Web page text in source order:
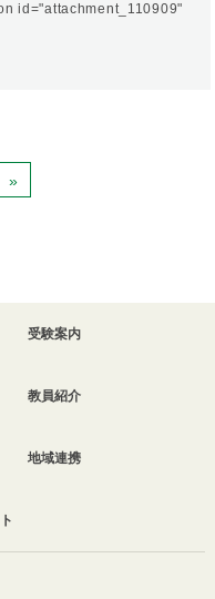
»
受験案内
教員紹介
地域連携